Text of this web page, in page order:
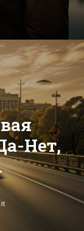
Нет,